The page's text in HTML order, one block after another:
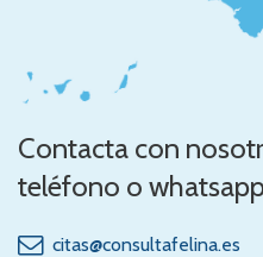
Contacta con
teléfono o
citas@consultafelina.es